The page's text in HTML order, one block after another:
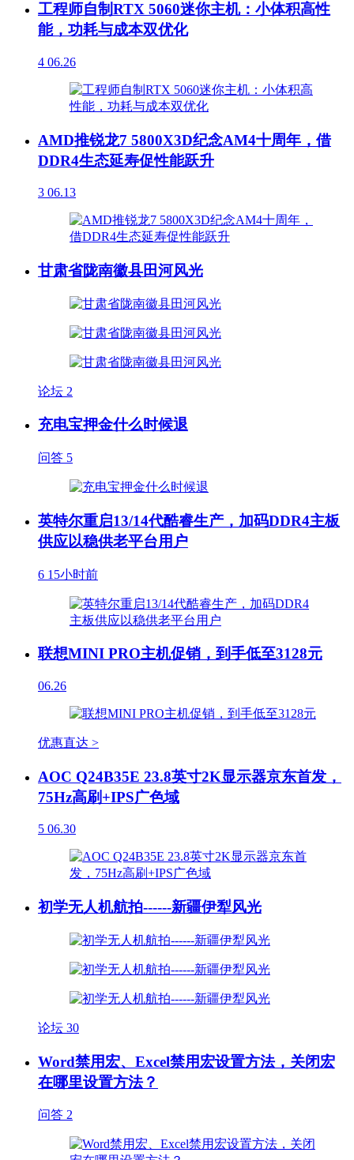
工程师自制RTX 5060迷你主机：小体积高性
能，功耗与成本双优化
4 06.26
AMD推锐龙7 5800X3D纪念AM4十周年，借
DDR4生态延寿促性能跃升
3 06.13
甘肃省陇南徽县田河风光
论坛 2
充电宝押金什么时候退
问答 5
英特尔重启13/14代酷睿生产，加码DDR4主板
供应以稳供老平台用户
6 15小时前
联想MINI PRO主机促销，到手低至3128元
06.26
优惠直达 >
AOC Q24B35E 23.8英寸2K显示器京东首发，
75Hz高刷+IPS广色域
5 06.30
初学无人机航拍------新疆伊犁风光
论坛 30
Word禁用宏、Excel禁用宏设置方法，关闭宏
在哪里设置方法？
问答 2